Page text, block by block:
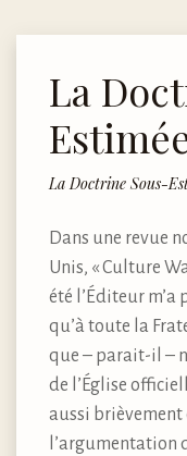
La
La Doctrine Sous-
Dans une revue
Unis, « Culture
été l’Éditeur m’a
qu’à toute la
que – parait-il –
de l’Église
aussi brièvement
l’argumentation